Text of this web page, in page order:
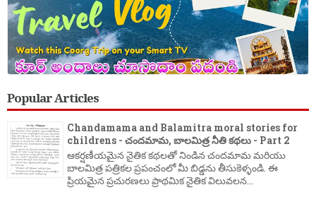
Popular Articles
Chandamama and Balamitra moral stories for
childrens - చందమామ, బాలమిత్ర నీతి కథలు - Part 2
ఆకర్షణీయమైన నైతిక కథలతో నిండిన చందమామ మరియు
బాలమిత్ర పత్రికల ప్రపంచంలో మీ బిడ్డను తీసుకెళ్ళండి. ఈ
ప్రియమైన ప్రచురణలు ప్రాథమిక నైతిక విలువలన...